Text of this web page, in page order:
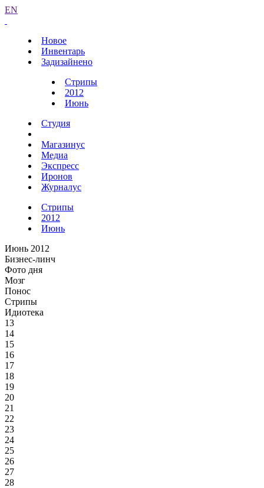
EN
Новое
Инвентарь
Задизайнено
Стрипы
2012
Июнь
Студия
Магазинус
Медиа
Экспресс
Иронов
Журналус
Стрипы
2012
Июнь
Июнь 2012
Бизнес-линч
Фото дня
Мозг
Понос
Стрипы
Идиотека
13
14
15
16
17
18
19
20
21
22
23
24
25
26
27
28